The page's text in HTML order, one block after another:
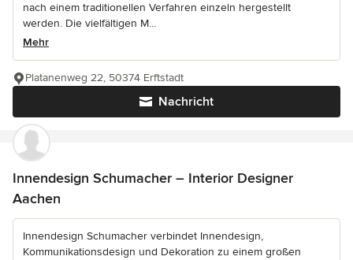
nach einem traditionellen Verfahren einzeln hergestellt
werden. Die vielfältigen M...
Mehr
Nachricht
Platanenweg 22, 50374 Erftstadt
Innendesign Schumacher – Interior Designer
Aachen
Innendesign Schumacher verbindet Innendesign,
Kommunikationsdesign und Dekoration zu einem großen